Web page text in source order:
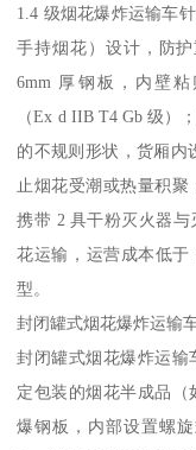
1.4 级烟花爆炸运输车
手持烟花）设计，防
6mm 厚钢板，内壁
（Ex d IIB T4 Gb 级）
的不规则形状，货厢内
止烟花受潮或热量积
携带 2 具干粉灭火器
花运输，运营成本低
型。​
封闭罐式烟花爆炸运输
封闭罐式烟花爆炸运输
定包装的烟花半成品（
爆钢板，内部设置螺